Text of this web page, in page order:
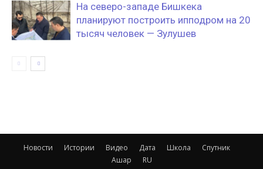
На северо-западе Бишкека
планируют построить ипподром на 20
тысяч человек — Зулушев
Новости Истории Видео Дата Школа
Спутник
Ашар
RU